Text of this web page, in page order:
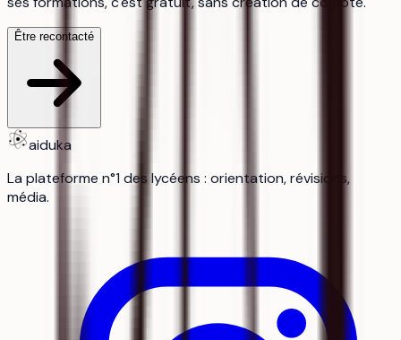
Être recontacté
aiduka
La plateforme n°1 des lycéens : orientation, révisions,
média.